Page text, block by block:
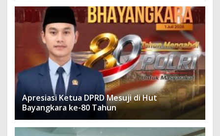
Apresiasi Ketua DPRD Mesuji di Hut
Bayangkara ke-80 Tahun